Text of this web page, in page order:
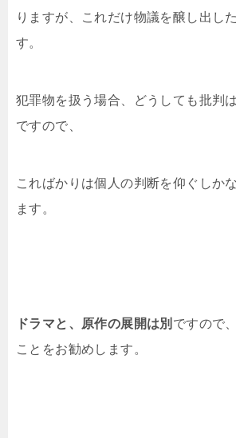
りますが、これだけ物議を醸し出し
す。
犯罪物を扱う場合、どうしても批判
ですので、
こればかりは個人の判断を仰ぐしか
ます。
ドラマと、原作の展開は別 ですので
ことをお勧めします。